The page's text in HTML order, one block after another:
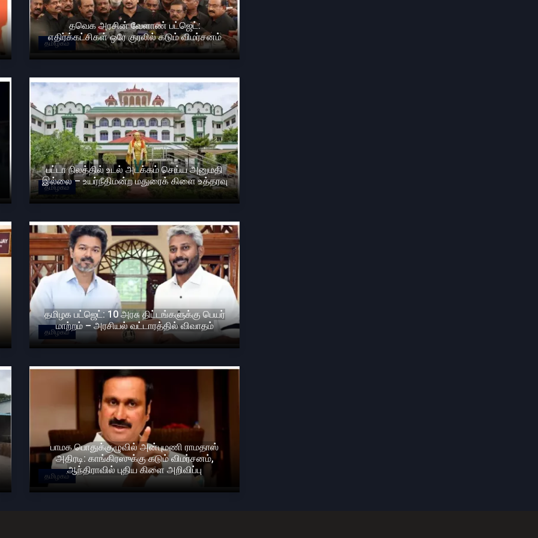
தமிழகம்
தவெக அரசின் வேளாண் பட்ஜெட்:
எதிர்க்கட்சிகள் ஒரே குரலில் கடும் விமர்சனம்
தமிழகம்
பட்டா நிலத்தில் உடல் அடக்கம் செய்ய அனுமதி
இல்லை – உயர்நீதிமன்ற மதுரைக் கிளை உத்தரவு
தமிழகம்
தமிழக பட்ஜெட்: 10 அரசு திட்டங்களுக்கு பெயர்
மாற்றம் – அரசியல் வட்டாரத்தில் விவாதம்
தமிழகம்
பாமக பொதுக்குழுவில் அன்புமணி ராமதாஸ்
அதிரடி: காங்கிரஸுக்கு கடும் விமர்சனம்,
ஆந்திராவில் புதிய கிளை அறிவிப்பு